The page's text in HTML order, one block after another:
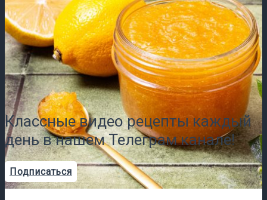
Классные видео рецепты каждый
день в нашем Телеграм канале!
Подписаться